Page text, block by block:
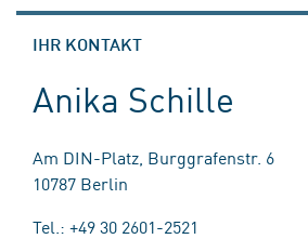
IHR KONTAKT
Anika Schille
Am DIN-Platz, Burggrafenstr. 6
10787 Berlin
Tel.: +49 30 2601-2521